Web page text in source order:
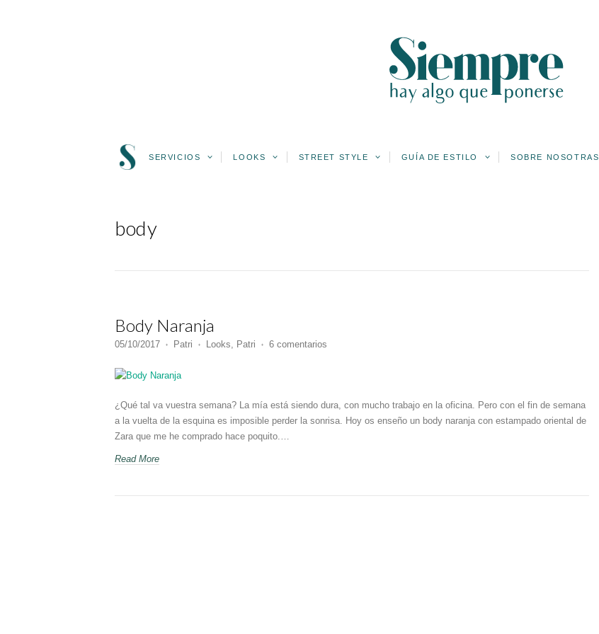
SERVICIOS LOOKS STREET STYLE GUÍA DE ESTILO SOBRE NOSOTRAS
body
Body Naranja
05/10/2017 ♦ Patri ♦ Looks, Patri ♦ 6 comentarios
¿Qué tal va vuestra semana? La mía está siendo dura, con mucho trabajo en la oficina. Pero con el fin de semana
a la vuelta de la esquina es imposible perder la sonrisa. Hoy os enseño un body naranja con estampado oriental de
Zara que me he comprado hace poquito.…
Read More